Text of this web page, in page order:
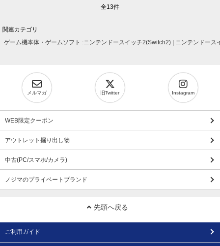
全13件
関連カテゴリ
ゲーム機本体・ゲームソフト :ニンテンドースイッチ2(Switch2) ニンテンドース
メルマガ 旧Twitter Instagram
WEB限定クーポン
アウトレット掘り出し物
中古(PC/スマホ/カメラ)
ノジマのプライベートブランド
先頭へ戻る
ご利用ガイド